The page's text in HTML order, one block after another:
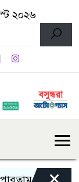
২০২৬